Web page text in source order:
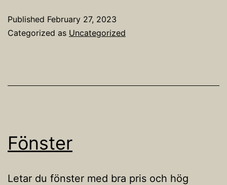
Published February 27, 2023
Categorized as Uncategorized
Fönster
Letar du fönster med bra pris och hög